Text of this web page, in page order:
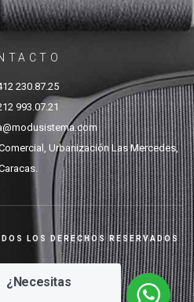
230.87.25
993.07.21
Urbanización Las Mercedes,
LOS DERECHOS RESERVADOS
¿Necesitas